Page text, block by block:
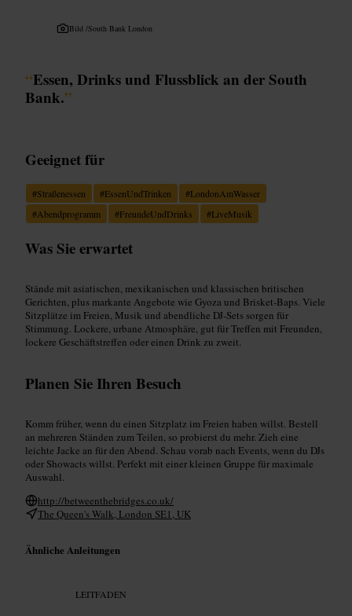
Bild /South Bank London
“Essen, Drinks und Flussblick an der South
Bank.”
Geeignet für
#Straßenessen #EssenUndTrinken #LondonAmWasser
#Abendprogramm #FreundeUndDrinks #LiveMusik
Was Sie erwartet
Stände mit asiatischen, mexikanischen und klassischen britischen
Gerichten, plus markante Angebote wie Gyoza und Brisket-Baps. Viele
Sitzplätze im Freien, Musik und abendliche DJ-Sets sorgen für
Stimmung. Lockere, urbane Atmosphäre, gut für Treffen mit Freunden,
lockere Geschäftstreffen oder einen Drink zu zweit.
Planen Sie Ihren Besuch
Komm früher, wenn du einen Sitzplatz im Freien haben willst. Bestell
an mehreren Ständen zum Teilen, so probierst du mehr. Zieh eine
leichte Jacke an für den Abend. Schau vorab nach Events, wenn du DJs
oder Showacts willst. Perfekt mit einer kleinen Gruppe für maximale
Auswahl.
http://betweenthebridges.co.uk/
The Queen's Walk, London SE1, UK
Ähnliche Anleitungen
LEITFADEN